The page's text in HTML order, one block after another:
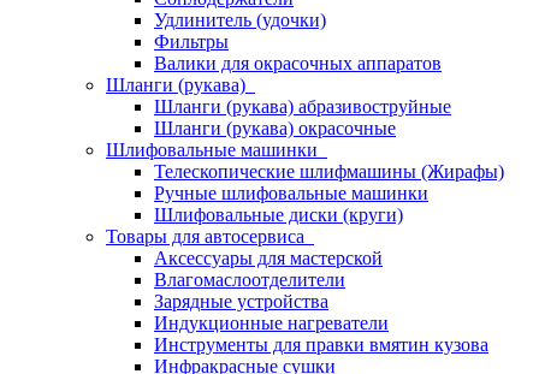
Удлинитель (удочки)
Фильтры
Валики для окрасочных аппаратов
Шланги (рукава)
Шланги (рукава) абразивоструйные
Шланги (рукава) окрасочные
Шлифовальные машинки
Телескопические шлифмашины (Жирафы)
Ручные шлифовальные машинки
Шлифовальные диски (круги)
Товары для автосервиса
Аксессуары для мастерской
Влагомаслоотделители
Зарядные устройства
Индукционные нагреватели
Инструменты для правки вмятин кузова
Инфракрасные сушки